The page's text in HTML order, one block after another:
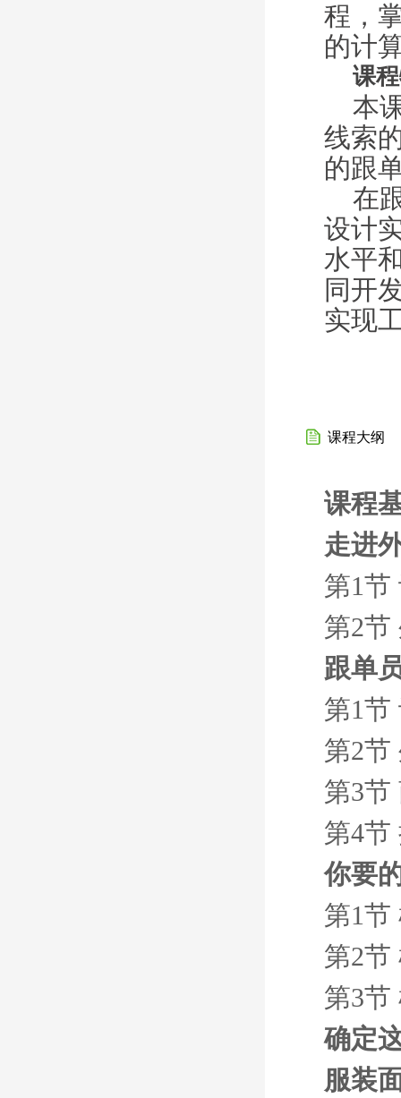
程，
的计
课
本
线索
的跟
在
设计
水平
同开
实现
课程大纲
课程
走进
第1节
第2节
跟单
第1节
第2节
第3节
第4
你要
第1节
第2节
第3节
确定
服装